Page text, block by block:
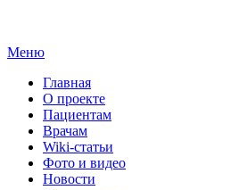
Меню
Главная
О проекте
Пациентам
Врачам
Wiki-статьи
Фото и видео
Новости